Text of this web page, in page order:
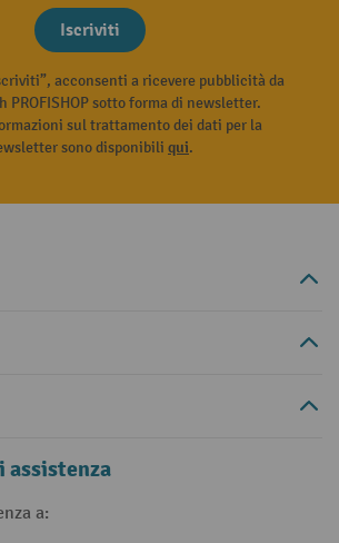
Iscriviti
acconsenti a ricevere pubblicità da
PROFISHOP sotto forma di newsletter.
sul trattamento dei dati per la
sono disponibili qui.
assistenza
a: